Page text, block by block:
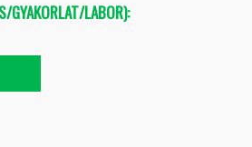
GYAKORLAT/LABOR):